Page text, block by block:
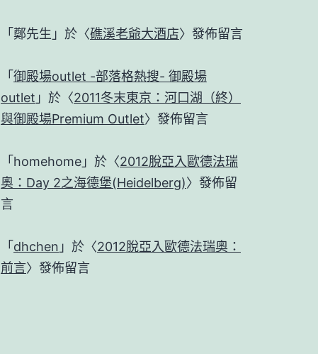
「 鄭先生 」於〈礁溪老爺大酒店〉發佈留言
「 御殿場outlet -部落格熱搜- 御殿場
outlet 」於〈2011冬末東京：河口湖（終）
與御殿場Premium Outlet〉發佈留言
「 homehome 」於〈2012脫亞入歐德法瑞
奧：Day 2之海德堡(Heidelberg)〉發佈留
言
「 dhchen 」於〈2012脫亞入歐德法瑞奧：
前言〉發佈留言